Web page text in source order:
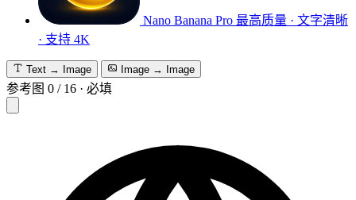
Nano Banana Pro 最高质量 · 文字清晰
· 支持 4K
Text → Image Image → Image
参考图 0 / 16 · 必填